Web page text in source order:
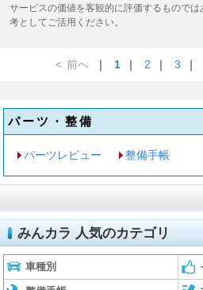
サービスの価値を客観的に評価するもので
考としてご活用ください。
< 前へ ｜ 1 ｜ 2 ｜ 3 ｜
パーツ・整備
パーツレビュー 整備手帳
みんカラ 人気のカテゴリ
車種別